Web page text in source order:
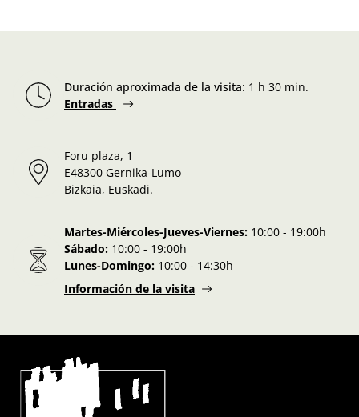
Duración aproximada de la visita: 1 h 30 min.
Entradas
Foru plaza, 1
E48300 Gernika-Lumo
Bizkaia, Euskadi.
Martes-Miércoles-Jueves-Viernes: 10:00 - 19:00h
Sábado: 10:00 - 19:00h
Lunes-Domingo: 10:00 - 14:30h
Información de la visita